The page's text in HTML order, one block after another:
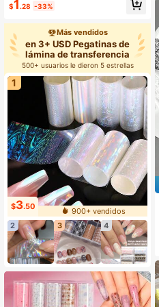
anco (se envía con o sin la caja al a
$1 .28 -33%
Más vendidos
en 3+ USD Pegatinas de
lámina de transferencia
500+ usuarios le dieron 5 estrellas
1
$3.50
900+ vendidos
2
3 4